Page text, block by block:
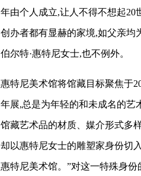
年由个人成立,让人不得不想起
创办者都有显赫的家境,如父亲均
伯尔特·惠特尼女士,也不例外。
惠特尼美术馆将馆藏目标聚焦于
年展,总是为年轻的和未成名的艺
馆藏艺术品的材质、媒介形式多
却以惠特尼女士的雕塑家身份切
惠特尼美术馆。”对这一特殊身